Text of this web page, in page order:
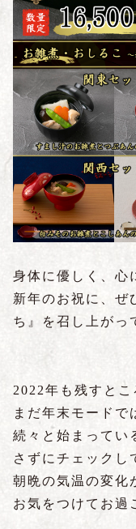
身体に優しく、心
新年のお祝に、ぜ
ち』を召し上がっ
2022年も残すとこ
まだ年末モードで
続々と始まってい
さずにチェックし
朝晩の気温の変化
お気をつけてお過